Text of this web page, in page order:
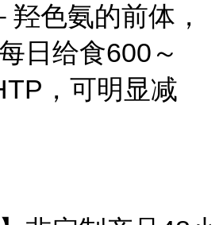
色氨的前体，
日给食600～
，可明显减